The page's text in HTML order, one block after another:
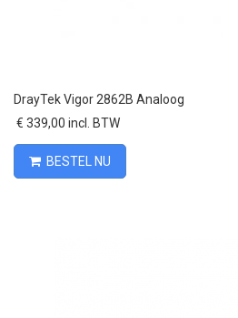
DrayTek Vigor 2862B Analoog
€ 339,00 incl. BTW
BESTEL NU